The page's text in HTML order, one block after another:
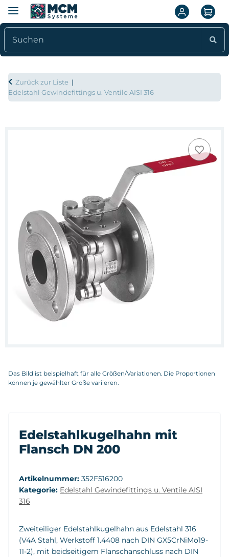
Zurück zur Liste
Edelstahl Gewindefittings u. Ventile AISI 316
Das Bild ist beispielhaft für alle Größen/Variationen. Die Proportionen
können je gewählter Größe variieren.
Edelstahlkugelhahn mit
Flansch DN 200
Artikelnummer: 352F516200
Kategorie: Edelstahl Gewindefittings u. Ventile AISI
316
Zweiteiliger Edelstahlkugelhahn aus Edelstahl 316
(V4A Stahl, Werkstoff 1.4408 nach DIN GX5CrNiMo19-
11-2), mit beidseitigem Flanschanschluss nach DIN